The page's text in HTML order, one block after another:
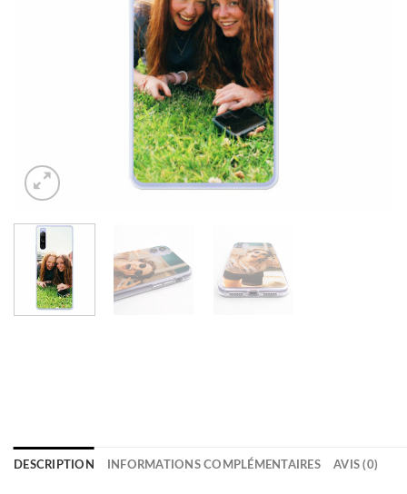
DESCRIPTION INFORMATIONS COMPLÉMENTAIRES AVIS (0)